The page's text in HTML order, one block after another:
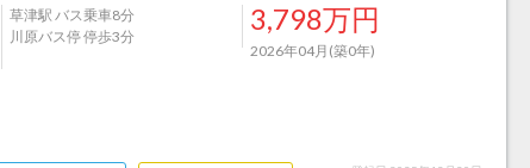
草津駅 バス乗車8分
川原バス停 停歩3分
3,798万円
2026年04月(築0年)